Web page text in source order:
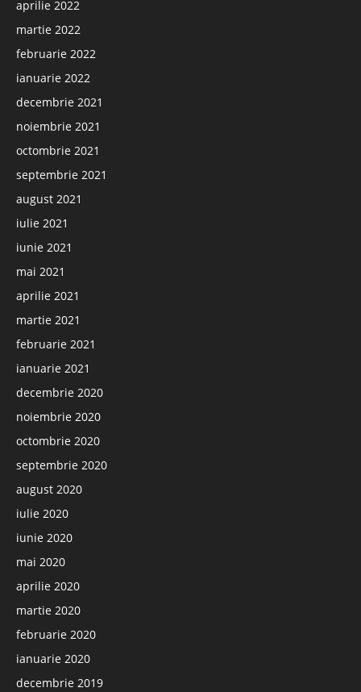
aprilie 2022
martie 2022
februarie 2022
ianuarie 2022
decembrie 2021
noiembrie 2021
octombrie 2021
septembrie 2021
august 2021
iulie 2021
iunie 2021
mai 2021
aprilie 2021
martie 2021
februarie 2021
ianuarie 2021
decembrie 2020
noiembrie 2020
octombrie 2020
septembrie 2020
august 2020
iulie 2020
iunie 2020
mai 2020
aprilie 2020
martie 2020
februarie 2020
ianuarie 2020
decembrie 2019